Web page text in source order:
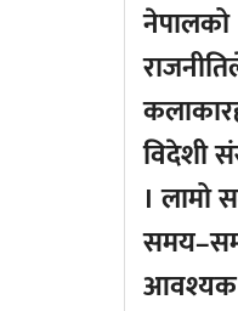
विदेशी
। लामो
आवश्यक